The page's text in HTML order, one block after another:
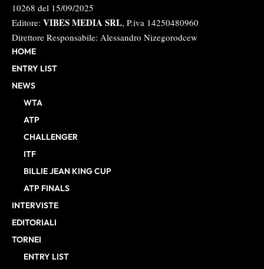
10268 del 15/09/2025
Editore: VIBES MEDIA SRL, P.iva 14250480960
Direttore Responsabile: Alessandro Nizegorodcew
HOME
ENTRY LIST
NEWS
WTA
ATP
CHALLENGER
ITF
BILLIE JEAN KING CUP
ATP FINALS
INTERVISTE
EDITORIALI
TORNEI
ENTRY LIST